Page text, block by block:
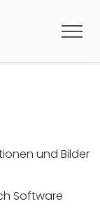
und Bilder
Software